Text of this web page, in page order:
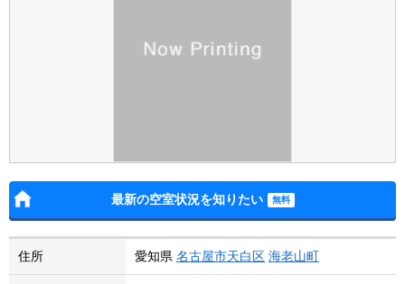
最新の空室状況を知りたい
住所 愛知県 名古屋市天白区 海老山町